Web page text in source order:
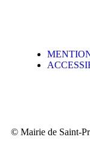
© Mairie de Saint-